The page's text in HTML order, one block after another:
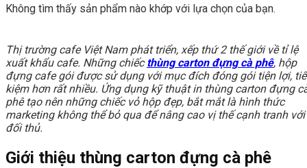
Không tìm thấy sản phẩm nào khớp với lựa chọn của bạn.
Thị trường cafe Việt Nam phát triển, xếp thứ 2 thế giới về tỉ lệ
xuất khẩu cafe. Những chiếcthùng carton đựng cà phê, hộp
đựng cafe gói được sử dụng với mục đích đóng gói tiện lợi,
kiệm hơn rất nhiều. Ứng dụng kỹ thuật in thùng carton đựng
phê tạo nên những chiếc vỏ hộp đẹp, bắt mắt là hình thức
marketing không thể bỏ qua để nâng cao vị thế cạnh tranh với
đối thủ.
Giới thiệu thùng carton đựng cà phê